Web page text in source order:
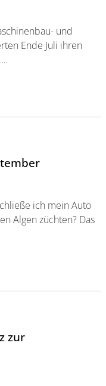
und
Ende Juli ihren
Absolventen feiern
ich mein Auto
Algen züchten? Das
zur